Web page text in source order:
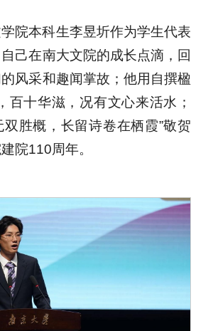
院本科生李昱圻作为学生代表
己在南大文院的成长点滴，回
风采和趣闻掌故；他用自撰楹
百十华滋，况有文心来活水；
胜概，长留诗卷在栖霞”敬贺
院110周年。